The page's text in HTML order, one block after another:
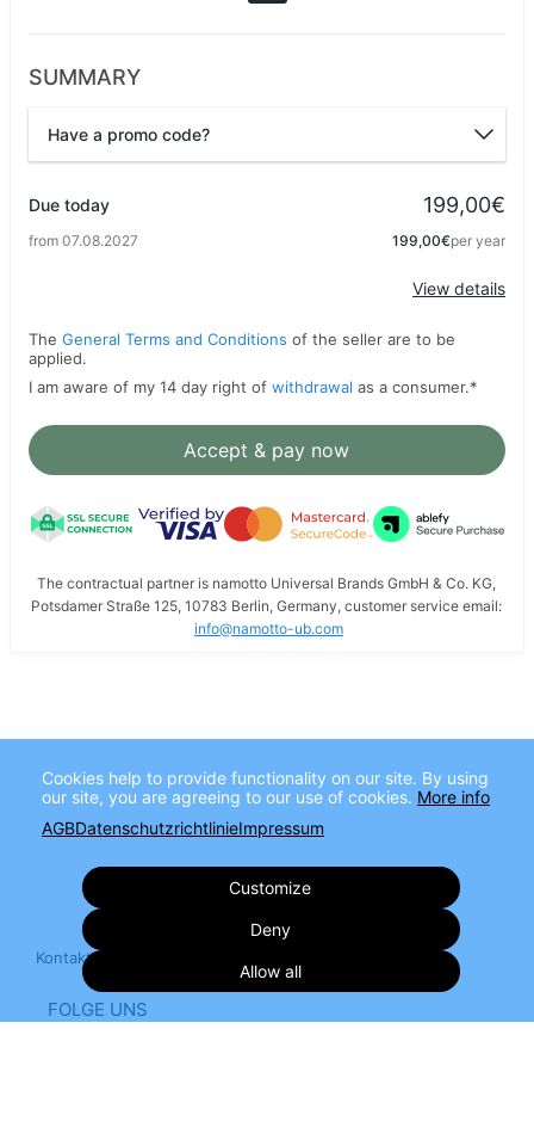
SUMMARY
Have a promo code?
Due today 199,00€
from 07.08.2027 199,00€per year
View details
The General Terms and Conditions of the seller are to be
applied.
I am aware of my 14 day right of withdrawal as a consumer.*
Accept & pay now
The contractual partner is namotto Universal Brands GmbH & Co. KG,
Potsdamer Straße 125, 10783 Berlin, Germany, customer service email:
info@namotto-ub.com
Kontakt
FOLGE UNS
Cookies help to provide functionality on our site. By using
our site, you are agreeing to our use of cookies. More info
AGBDatenschutzrichtlinieImpressum
Customize
Deny
Allow all